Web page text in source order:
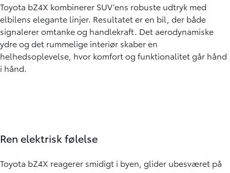
Toyota bZ4X kombinerer SUV’ens robuste udtryk med
elbilens elegante linjer. Resultatet er en bil, der både
signalerer omtanke og handlekraft. Det aerodynamiske
ydre og det rummelige interiør skaber en
helhedsoplevelse, hvor komfort og funktionalitet går hånd
i hånd.
Ren elektrisk følelse
Toyota bZ4X reagerer smidigt i byen, glider ubesværet på